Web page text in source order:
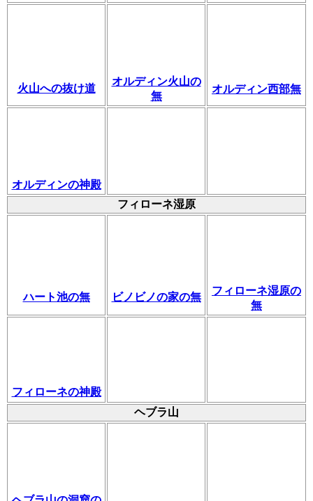
火山への抜け道
オルディン火山の
無
オルディン西部無
オルディンの神殿
フィローネ湿原
ハート池の無 ビノビノの家の無
フィローネ湿原の
無
フィローネの神殿
ヘブラ山